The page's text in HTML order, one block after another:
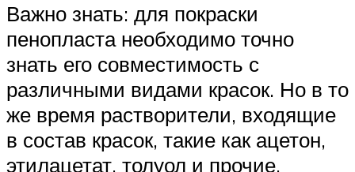
Важно знать: для покраски
пенопласта необходимо точно
знать его совместимость с
различными видами красок. Но в то
же время растворители, входящие
в состав красок, такие как ацетон,
этилацетат, толуол и прочие,